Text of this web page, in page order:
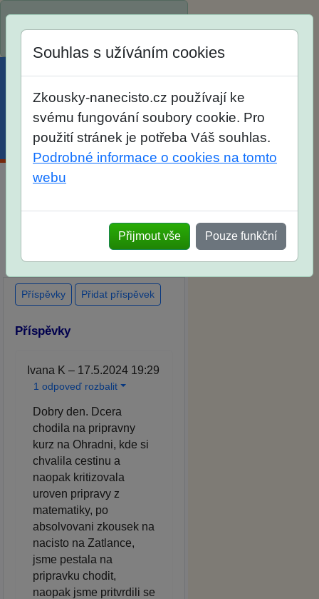
Menu Účet Košík
po skutečných přijímacích
zkouškách
Souhlas s užíváním cookies
Zkousky-nanecisto.cz používají ke
svému fungování soubory cookie. Pro
použití stránek je potřeba Váš souhlas.
Podrobné informace o cookies na tomto
webu
Přijmout vše Pouze funkční
Příspěvky Přidat příspěvek
Příspěvky
Ivana K – 17.5.2024 19:29
1 odpoveď rozbalit
Dobry den. Dcera
chodila na pripravny
kurz na Ohradni, kde si
chvalila cestinu a
naopak kritizovala
uroven pripravy z
matematiky, po
absolvovani zkousek na
nacisto na Zatlance,
jsme pestala na
pripravku chodit,
naopak jsme pritvrdili se